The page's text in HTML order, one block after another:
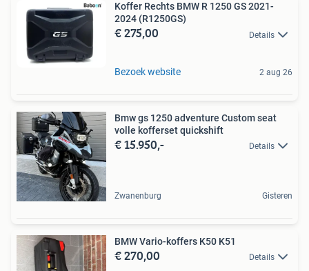
Koffer Rechts BMW R 1250 GS 2021-
2024 (R1250GS)
€ 275,00 Details
Bezoek website 2 aug 26
Bmw gs 1250 adventure Custom seat
volle kofferset quickshift
€ 15.950,- Details
Zwanenburg Gisteren
BMW Vario-koffers K50 K51
€ 270,00 Details